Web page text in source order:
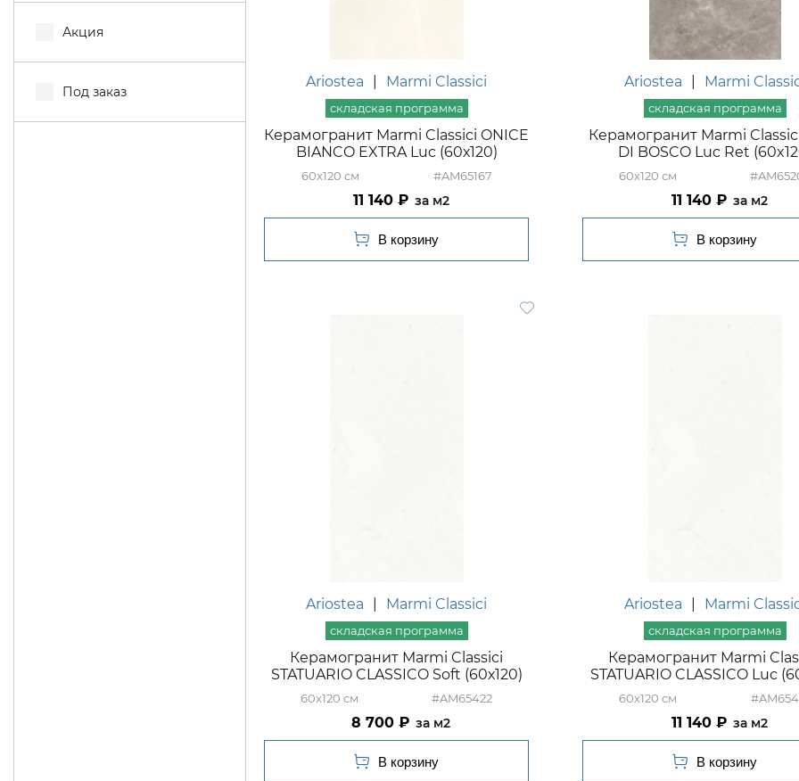
Акция
Под заказ
Ariostea Marmi Classici
Керамогранит Marmi Classici ONICE
BIANCO EXTRA Luc (60х120)
60x120 #AM65167
11 140 м2
Ariostea Marmi
Керамогранит Marmi
DI BOSCO Luc Ret
60x120
11 140 м2
Ariostea Marmi Classici
Керамогранит Marmi Classici
STATUARIO CLASSICO Soft (60х120)
60x120 #AM65422
8 700 м2
Ariostea Marmi
Керамогранит Marmi
STATUARIO CLASSICO Luc
60x120
11 140 м2